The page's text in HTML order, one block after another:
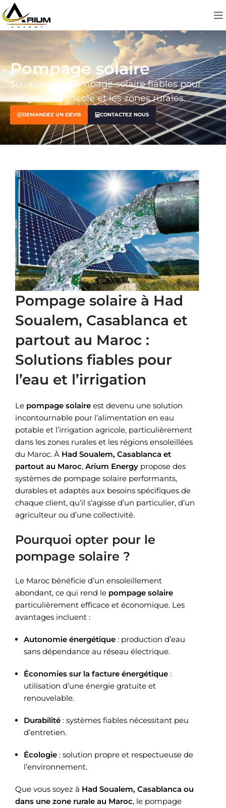
Pompage solaire
Solutions de pompage solaire fiables pour
l’irrigation agricole et les zones rurales.
DEMANDEZ UN DEVIS CONTACTEZ NOUS
Pompage solaire à Had
Soualem, Casablanca et
partout au Maroc :
Solutions fiables pour
l’eau et l’irrigation
Le pompage solaire est devenu une solution
incontournable pour l’alimentation en eau
potable et l’irrigation agricole, particulièrement
dans les zones rurales et les régions ensoleillées
du Maroc. À Had Soualem, Casablanca et
partout au Maroc, Arium Energy propose des
systèmes de pompage solaire performants,
durables et adaptés aux besoins spécifiques de
chaque client, qu’il s’agisse d’un particulier, d’un
agriculteur ou d’une collectivité.
Pourquoi opter pour le
pompage solaire ?
Le Maroc bénéficie d’un ensoleillement
abondant, ce qui rend le pompage solaire
particulièrement efficace et économique. Les
avantages incluent :
Autonomie énergétique : production d’eau
sans dépendance au réseau électrique.
Économies sur la facture énergétique :
utilisation d’une énergie gratuite et
renouvelable.
Durabilité : systèmes fiables nécessitant peu
d’entretien.
Écologie : solution propre et respectueuse de
l’environnement.
Que vous soyez à Had Soualem, Casablanca ou
dans une zone rurale au Maroc, le pompage